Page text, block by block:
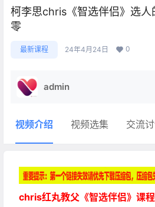
柯李思chris《智选伴侣》选人
零
最新课程 24年4月24日 0
admin
视频介绍 视频选集 交流
chris红丸教父《智选伴侣》课